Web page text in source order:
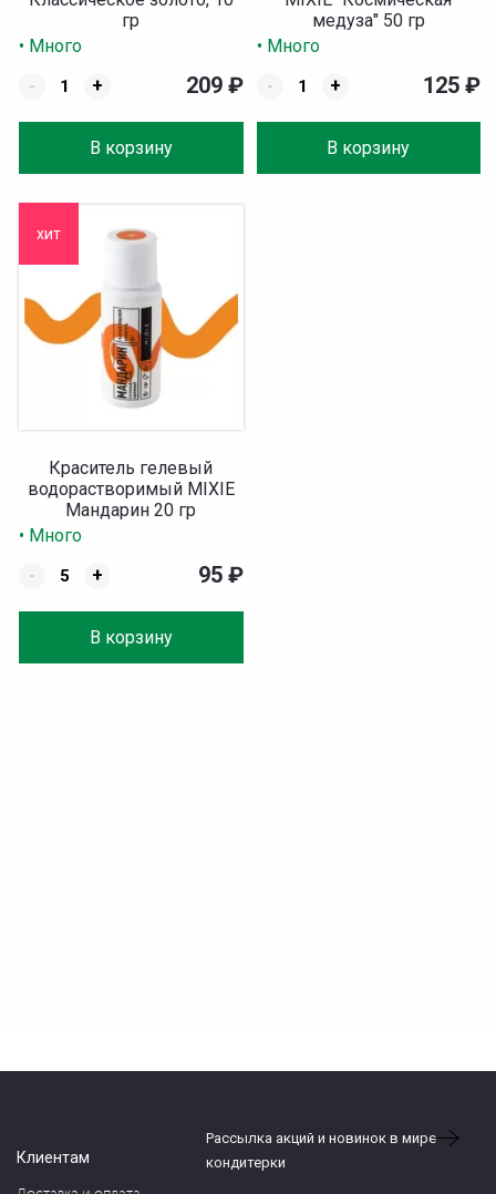
гр
• Много
-
+
В корзину
209 ₽
медуза" 50 гр
• Много
-
+
В корзину
125 ₽
хит
Краситель гелевый
водорастворимый MIXIE
Мандарин 20 гр
• Много
-
+
В корзину
95 ₽
Клиентам
Рассылка акций и новинок в мире
кондитерки